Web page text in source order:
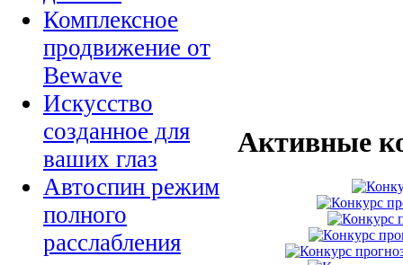
Комплексное
продвижение от
Bewave
Искусство
созданное для
ваших глаз
Автоспин режим
полного
расслабления
Активные